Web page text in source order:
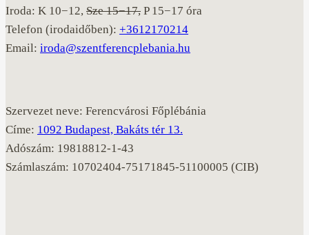
Iroda: K 10−12, Sze 15−17, P 15−17 óra
Telefon (irodaidőben): +3612170214
Email: iroda@szentferencplebania.hu
Szervezet neve: Ferencvárosi Főplébánia
Címe: 1092 Budapest, Bakáts tér 13.
Adószám: 19818812-1-43
Számlaszám: 10702404-75171845-51100005 (CIB)